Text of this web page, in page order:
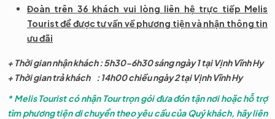
Đoàn trên 36 khách vui lòng liên hệ trực tiếp Melis
Tourist để được tư vấn về phương tiện và nhận thông tin
ưu đãi
+ Thời gian nhận khách : 5h30-6h30 sáng ngày 1 tại Vịnh Vĩnh Hy
+ Thời gian trả khách : 14h00 chiều ngày 2 tại Vịnh Vĩnh Hy
* Melis Tourist có nhận Tour trọn gói đưa đón tận nơi hoặc hỗ trợ
tìm phương tiện di chuyển theo yêu cầu của Quý khách, hãy liên